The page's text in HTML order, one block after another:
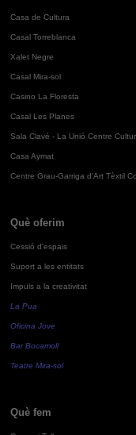
Casa de Cultura
Casal Torreblanca
Xalet Negre
Casal Mira-sol
Casino La Floresta
Casal Les Planes
Sala Clavé - La Unió Centre
Casa Aymat
Centre Grau-Garriga d'Art Tèxtil
Què oferim
Cessió d'espais
Suport a les entitats
Impuls a la creativitat
La Pua
Oficina Jove
Bar Bocamoll
Teatre Mira-sol
Què fem